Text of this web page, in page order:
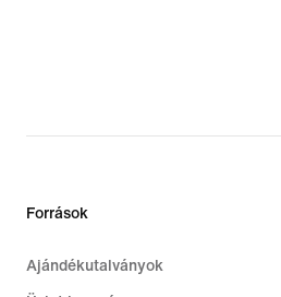
Források
Ajándékutalványok